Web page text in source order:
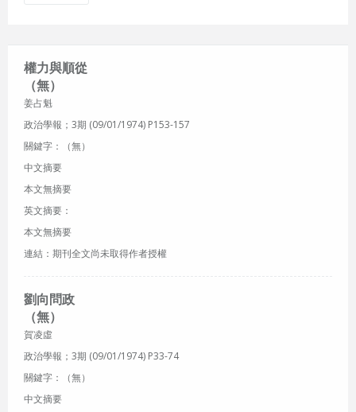
權力與順從
（無）
姜占魁
政治學報；3期 (09/01/1974) P153-157
關鍵字：（無）
中文摘要
本文無摘要
英文摘要：
本文無摘要
連結：期刊全文尚未取得作者授權
劉向問政
（無）
賀凌虛
政治學報；3期 (09/01/1974) P33-74
關鍵字：（無）
中文摘要